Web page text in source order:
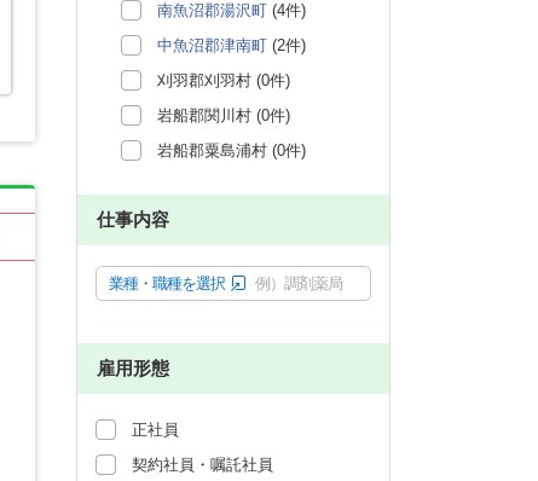
南魚沼郡湯沢町 (4件)
中魚沼郡津南町 (2件)
刈羽郡刈羽村 (0件)
岩船郡関川村 (0件)
岩船郡粟島浦村 (0件)
仕事内容
業種・職種を選択 例）調剤薬局
雇用形態
正社員
契約社員・嘱託社員